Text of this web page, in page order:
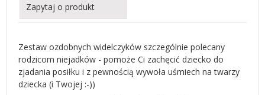
Zapytaj o produkt
Zestaw ozdobnych widelczyków szczególnie polecany
rodzicom niejadków - pomoże Ci zachęcić dziecko do
zjadania posiłku i z pewnością wywoła uśmiech na twarzy
dziecka (i Twojej :-))